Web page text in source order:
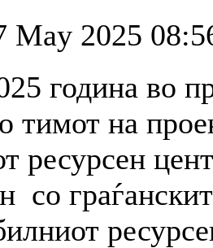
May 2025
година во
тимот на
ресурсен
со